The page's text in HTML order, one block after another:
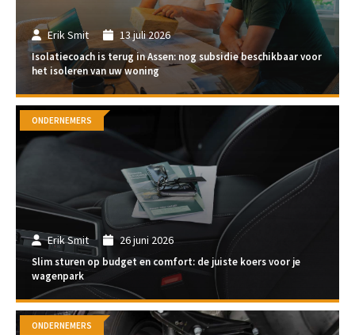
Erik Smit 13 juli 2026
Isolatiecoach is terug in Assen: nog subsidie beschikbaar voor
het isoleren van uw woning
Erik Smit 26 juni 2026
Slim sturen op budget en comfort: de juiste koers voor je
wagenpark
ONDERNEMERS
ONDERNEMERS